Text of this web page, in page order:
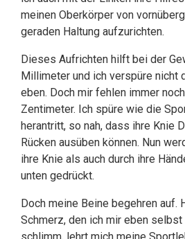
meinen Oberkörper von
geraden Haltung aufzurichten.
Dieses Aufrichten hilft bei der
Millimeter und ich verspüre nicht
eben. Doch mir fehlen immer
Zentimeter. Ich spüre wie die
herantritt, so nah, dass ihre Knie
Rücken ausüben können. Nun
ihre Knie als auch durch ihre
unten gedrückt.
Doch meine Beine begehren auf.
Schmerz, den ich mir eben